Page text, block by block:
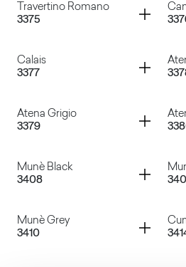
Travertino Romano
3375
Container
Calais
3377
Container
Atena Grigio
3379
Container
Munè Black
3408
Container
Munè Grey
3410
Container